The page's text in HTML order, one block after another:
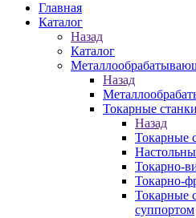
Главная
Каталог
Назад
Каталог
Назад
Токарные станки
Назад
Токарные
Токарно-
Токарно-
Токарные
суппортом